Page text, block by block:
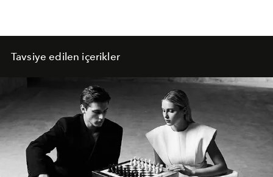
Tavsiye edilen içerikler